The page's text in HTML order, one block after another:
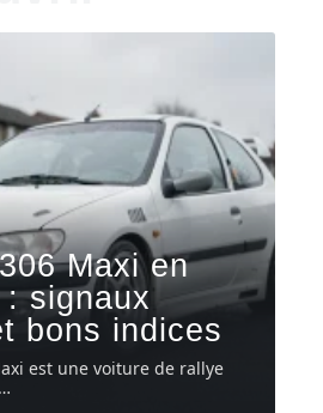
Maxi en
signaux
bons indices
est une voiture de rallye
…